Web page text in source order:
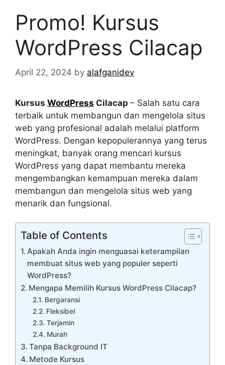
Promo! Kursus
WordPress Cilacap
April 22, 2024 by alafganidev
Kursus WordPress Cilacap – Salah satu cara
terbaik untuk membangun dan mengelola situs
web yang profesional adalah melalui platform
WordPress. Dengan kepopulerannya yang terus
meningkat, banyak orang mencari kursus
WordPress yang dapat membantu mereka
mengembangkan kemampuan mereka dalam
membangun dan mengelola situs web yang
menarik dan fungsional.
Table of Contents
Apakah Anda ingin menguasai keterampilan
membuat situs web yang populer seperti
WordPress?
Mengapa Memilih Kursus WordPress Cilacap?
Bergaransi
Fleksibel
Terjamin
Murah
Tanpa Background IT
Metode Kursus